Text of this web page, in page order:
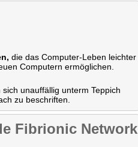
die das Computer-Leben leichter
Computern ermöglichen.
unauffällig unterm Teppich
zu beschriften.
Fibrionic Network